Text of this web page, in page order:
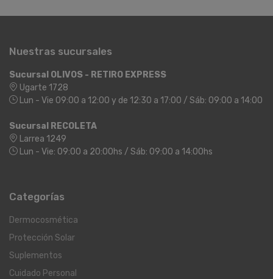
Nuestras sucursales
Sucursal OLIVOS - RETIRO EXPRESS
Ugarte 1728
Lun - Vie 09:00 a 12:00 y de 12:30 a 17:00 / Sáb: 09:00 a 14:00
Sucursal RECOLETA
Larrea 1249
Lun - Vie: 09:00 a 20:00hs / Sáb: 09:00 a 14:00hs
Categorías
Dermocosmética
Protección Solar
Suplementos
Cuidado Personal